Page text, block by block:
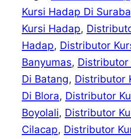
Kursi Hadap Di
Kursi Hadap,
Hadap, Distributor
Banyumas, Distributor
Di Batang, Distributor
Di Blora, Distributor
Boyolali, Distributor
Cilacap, Distributor